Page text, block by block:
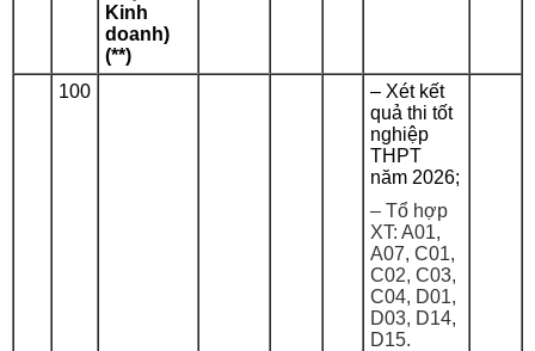
Kinh
doanh)
(**)
100
– Xét kết
quả thi tốt
nghiệp
THPT
năm 2026;
– Tổ hợp
XT: A01,
A07, C01,
C02, C03,
C04, D01,
D03, D14,
D15.